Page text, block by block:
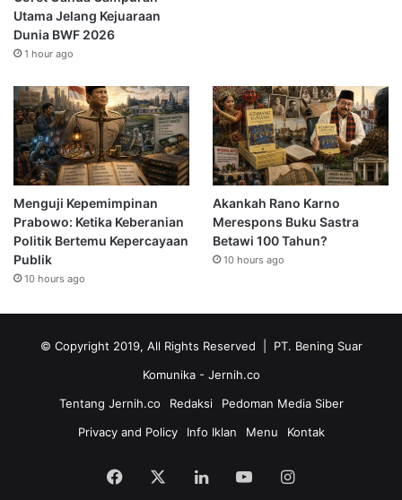
Utama Jelang Kejuaraan
Dunia BWF 2026
1 hour ago
Menguji Kepemimpinan
Prabowo: Ketika Keberanian
Politik Bertemu Kepercayaan
Publik
10 hours ago
Akankah Rano Karno
Merespons Buku Sastra
Betawi 100 Tahun?
10 hours ago
© Copyright 2019, All Rights Reserved | PT. Bening Suar
Komunika - Jernih.co
Tentang Jernih.co
Redaksi
Pedoman Media Siber
Privacy and Policy
Info Iklan Menu Kontak
Facebook LinkedInYouTubeInstagram